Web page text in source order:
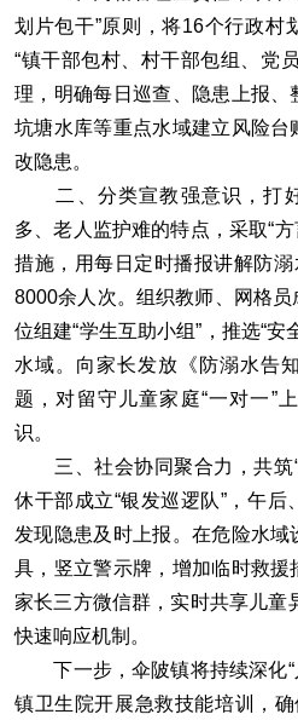
划片包干”原则，将16个行政村
“镇干部包村、村干部包组、党
理，明确每日巡查、隐患上报、
坑塘水库等重点水域建立风险
改隐患。
二、分类宣教强意识，打好
多、老人监护难的特点，采取“
措施，用每日定时播报讲解防溺
8000余人次。组织教师、网格
位组建“学生互助小组”，推选“
水域。向家长发放《防溺水告
题，对留守儿童家庭“一对一”
识。
三、社会协同聚合力，共筑“
休干部成立“银发巡逻队”，午后
发现隐患及时上报。在危险水
具，竖立警示牌，增加临时救援
家长三方微信群，实时共享儿童
快速响应机制。
下一步，伞陂镇将持续深化“
镇卫生院开展急救技能培训，